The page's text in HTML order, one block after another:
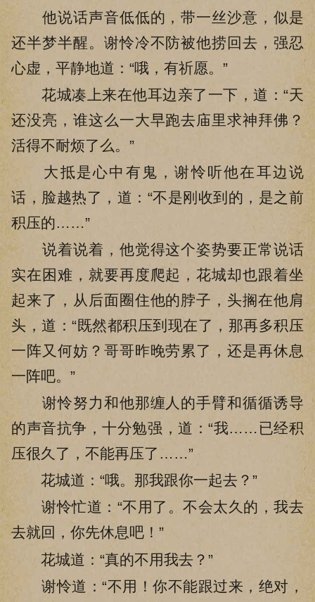
他说话声音低低的，带一丝沙意，似是
还半梦半醒。谢怜冷不防被他捞回去，强忍
心虚，平静地道：“哦，有祈愿。”
花城凑上来在他耳边亲了一下，道：“天
还没亮，谁这么一大早跑去庙里求神拜佛？
活得不耐烦了么。”
大抵是心中有鬼，谢怜听他在耳边说
话，脸越热了，道：“不是刚收到的，是之前
积压的……”
说着说着，他觉得这个姿势要正常说话
实在困难，就要再度爬起，花城却也跟着坐
起来了，从后面圈住他的脖子，头搁在他肩
头，道：“既然都积压到现在了，那再多积压
一阵又何妨？哥哥昨晚劳累了，还是再休息
一阵吧。”
谢怜努力和他那缠人的手臂和循循诱导
的声音抗争，十分勉强，道：“我……已经积
压很久了，不能再压了……”
花城道：“哦。那我跟你一起去？”
谢怜忙道：“不用了。不会太久的，我去
去就回，你先休息吧！”
花城道：“真的不用我去？”
谢怜道：“不用！你不能跟过来，绝对，